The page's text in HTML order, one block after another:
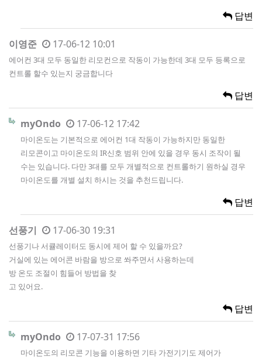
답변
이영준 17-06-12 10:01
에어컨 3대 모두 동일한 리모컨으로 작동이 가능한데 3대 모두 등록으로
컨트롤 할수 있는지 궁금합니다
답변
myOndo 17-06-12 17:42
마이온도는 기본적으로 에어컨 1대 작동이 가능하지만 동일한
리모콘이고 마이온도의 IR신호 범위 안에 있을 경우 동시 조작이 될
수는 있습니다. 다만 3대를 모두 개별적으로 컨트롤하기 원하실 경우
마이온도를 개별 설치 하시는 것을 추천드립니다.
답변
선풍기 17-06-30 19:31
선풍기나 서큘레이터도 동시에 제어 할 수 있을까요?
거실에 있는 에어콘 바람을 방으로 쏴주면서 사용하는데
방 온도 조절이 힘들어 방법을 찾
고 있어요.
답변
myOndo 17-07-31 17:56
마이온도의 리모콘 기능을 이용하면 기타 가전기기도 제어가